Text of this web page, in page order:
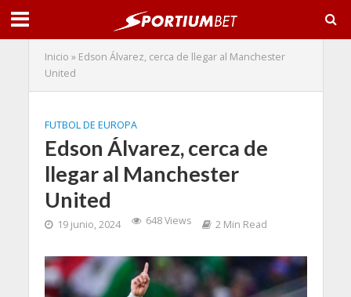
Inicio » Edson Álvarez, cerca de llegar al Manchester
United
FUTBOL DE EUROPA
Edson Álvarez, cerca de
llegar al Manchester
United
19 junio, 2024 648 Views 2 Min Read